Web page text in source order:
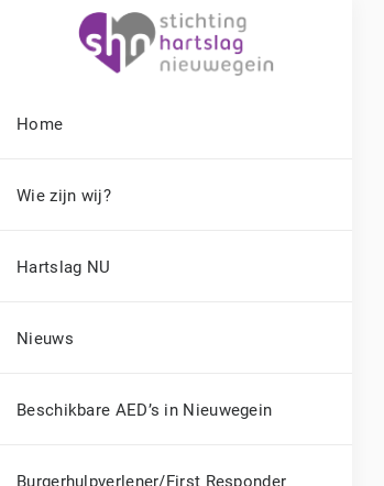
Home
Wie zijn wij?
Hartslag NU
Nieuws
Beschikbare AED’s in Nieuwegein
Burgerhulpverlener/First Responder